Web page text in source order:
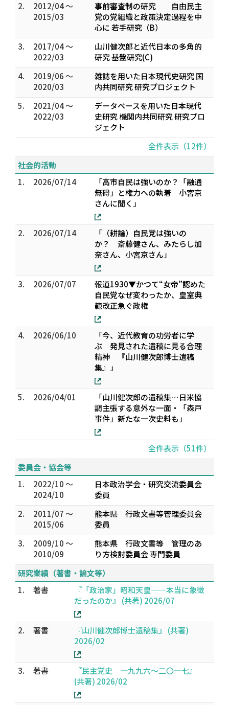
2.
2012/04 ～
2015/03
事前審査制の研究 自由民主
党の党組織と政策決定過程を中
心に 若手研究（B）
3.
2017/04 ～
2022/03
山川健次郎と近代日本の多角的
研究 基盤研究(C)
4.
2019/06 ～
2020/03
雑誌を用いた日本現代史研究 国
内共同研究 研究プロジェクト
5.
2021/04 ～
2022/03
データベースを用いた日本現代
史研究 機関内共同研究 研究プロ
ジェクト
全件表示（12件）
社会的活動
1.
2026/07/14
「高市自民は強いのか？「融通
無碍」と権力への執着 小宮京
さんに聞く」
2. 2026/07/14
「（耕論）自民党は強いの
か？ 斎藤健さん、みたらし加
奈さん、小宮京さん」
3. 2026/07/07
報道1930▼かつて“女帝”認めた
自民党なぜ変わったか、皇室典
範改正急ぐ政権
4. 2026/06/10
「今、近代教育の功労者に学
ぶ 発見された遺稿に見る合理
精神 『山川健次郎博士遺稿
集』」
5. 2026/04/01
「山川健次郎の遺稿集…日米協
調主張する意外な一面・「森戸
事件」新たな一次史料も」
全件表示（51件）
委員会・協会等
1.
2022/10 ～
2024/10
日本政治学会・研究交流委員会
委員
2.
2011/07 ～
2015/06
熊本県 行政文書等管理委員会
委員
3.
2009/10 ～
2010/09
熊本県 行政文書等 管理のあ
り方検討委員会 専門委員
研究業績（著書・論文等）
1.
著書
『「政治家」昭和天皇——本当に象徴
だったのか』 (共著) 2026/07
2. 著書
『山川健次郎博士遺稿集』 (共著)
2026/02
3. 著書
『民主党史 一九九六～二〇一七』
(共著) 2026/02